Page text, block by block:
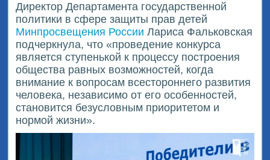
Директор Департамента государственной
политики в сфере защиты прав детей
Минпросвещения России Лариса Фальковская
подчеркнула, что «проведение конкурса
является ступенькой к процессу построения
общества равных возможностей, когда
внимание к вопросам всестороннего развития
человека, независимо от его особенностей,
становится безусловным приоритетом и
нормой жизни».